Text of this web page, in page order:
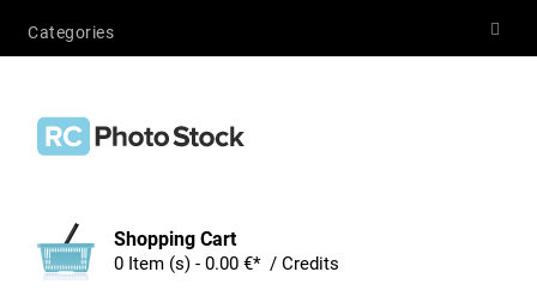
Categories
Shopping Cart
0 Item (s) - 0.00 €* / Credits